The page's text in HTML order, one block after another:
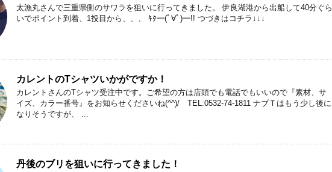
太漁丸さんで三重県側のサワラを狙いに行ってきました。 伊良湖港から出船して40分ぐら
いでポイント到着、1投目から、、、 ｷﾀ━(ﾟ∀ﾟ)━!! つづきはコチラ↓↓↓
カレントのTシャツいかがですか！
カレントさんのTシャツ受注中です。ご希望の方は店頭でも電話でもいいので『素材、サ
イズ、カラー番号』をお知らせくださいね(^^)/ TEL:0532-74-1811 ナブＴはもう少し後に
なりそうですが、 ...
丹後のブリを狙いに行ってきました！